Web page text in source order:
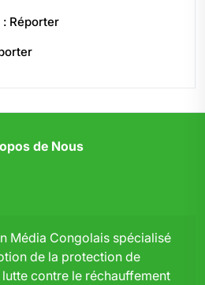
: Réporter
de Nous
Média Congolais spécialisé
de la protection de
lutte contre le réchauffement